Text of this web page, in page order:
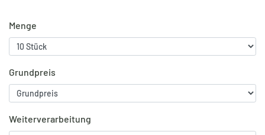
Menge
Grundpreis
Weiterverarbeitung